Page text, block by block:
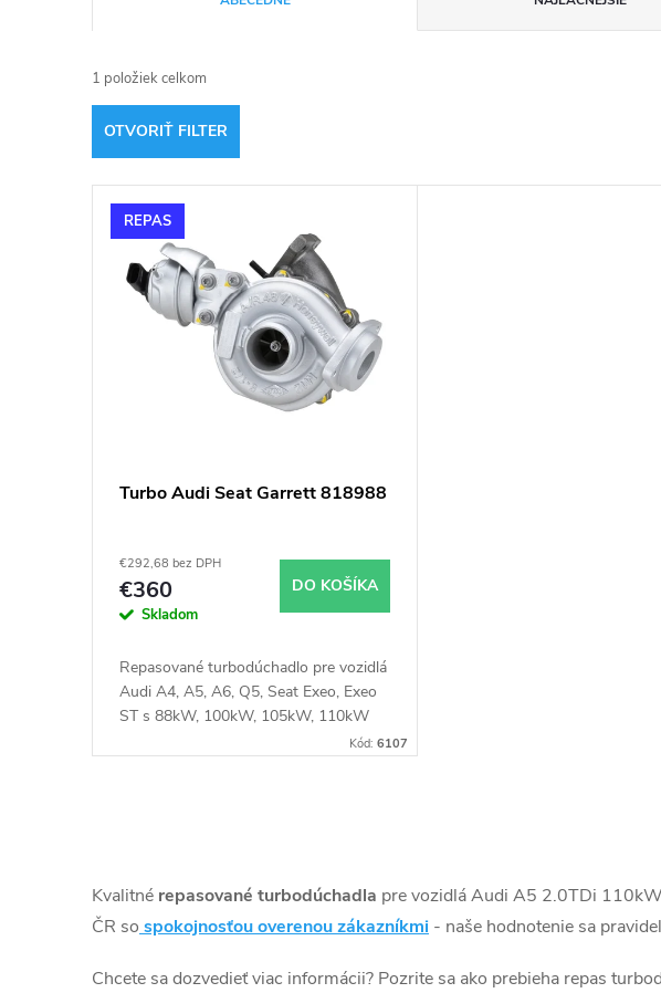
a
d
e
n
o
1 položiek celkom
OTVORIŤ FILTER
V
k
o
v
REPAS
Turbo Audi Seat Garrett 818988
€292,68 bez DPH
€360
Skladom
DO KOŠÍKA
Repasované turbodúchadlo pre vozidlá
Audi A4, A5, A6, Q5, Seat Exeo, Exeo
ST s 88kW, 100kW, 105kW, 110kW
Kód:6107
v
l
á
Kvalitné repasované turbodúchadla pre vozidlá Audi A5 2.0TDi
ČR so spokojnosťou overenou zákazníkmi - naše hodnotenie sa
Chcete sa dozvedieť viac informácii? Pozrite sa ako prebieha repas